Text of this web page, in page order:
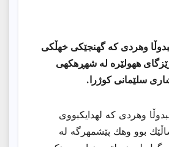
وهردی كه گهنجێكی خهڵكی
ههولێره له شهڕهكهی
سلێمانی كوژرا.
وهردی كه لهدایكبووی
ساڵێك بوو وهك پێشمهرگه له